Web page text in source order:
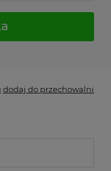
dodaj do przechowalni